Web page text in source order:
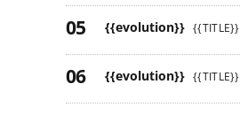
{{evolution}} {{TITLE}}
{{evolution}} {{TITLE}}